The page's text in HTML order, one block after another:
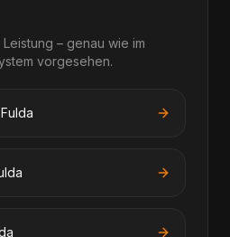
– genau wie im
vorgesehen.